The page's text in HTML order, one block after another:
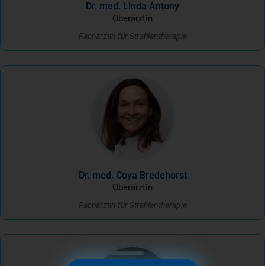
Dr. med. Linda Antony
Oberärztin
Fachärztin für Strahlentherapie
Dr. med. Coya Bredehorst
Oberärztin
Fachärztin für Strahlentherapie